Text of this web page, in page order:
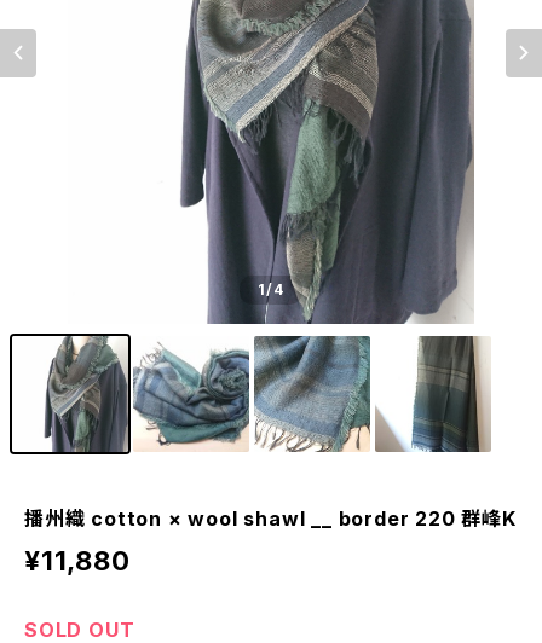
1/4
播州織 cotton × wool shawl __ border 220 群峰K
¥11,880
SOLD OUT